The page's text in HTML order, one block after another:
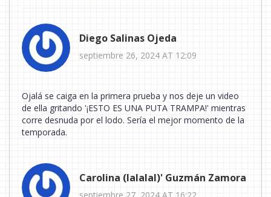
Diego Salinas Ojeda
septiembre 26, 2024 AT 12:09
Ojalá se caiga en la primera prueba y nos deje un video
de ella gritando '¡ESTO ES UNA PUTA TRAMPA!' mientras
corre desnuda por el lodo. Sería el mejor momento de la
temporada.
Carolina (lalalal)' Guzmán Zamora